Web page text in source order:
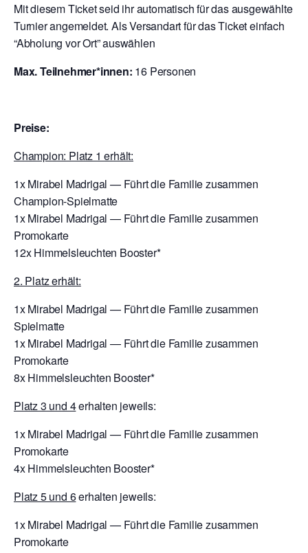
Mit diesem Ticket seid ihr automatisch für das ausgewählte
Turnier angemeldet. Als Versandart für das Ticket einfach
“Abholung vor Ort” auswählen
Max. Teilnehmer*innen: 16 Personen
Preise:
Champion: Platz 1 erhält:
1x Mirabel Madrigal — Führt die Familie zusammen
Champion-Spielmatte
1x Mirabel Madrigal — Führt die Familie zusammen
Promokarte
12x Himmelsleuchten Booster*
2. Platz erhält:
1x Mirabel Madrigal — Führt die Familie zusammen
Spielmatte
1x Mirabel Madrigal — Führt die Familie zusammen
Promokarte
8x Himmelsleuchten Booster*
Platz 3 und 4erhalten jeweils:
1x Mirabel Madrigal — Führt die Familie zusammen
Promokarte
4x Himmelsleuchten Booster*
Platz 5 und 6erhalten jeweils:
1x Mirabel Madrigal — Führt die Familie zusammen
Promokarte